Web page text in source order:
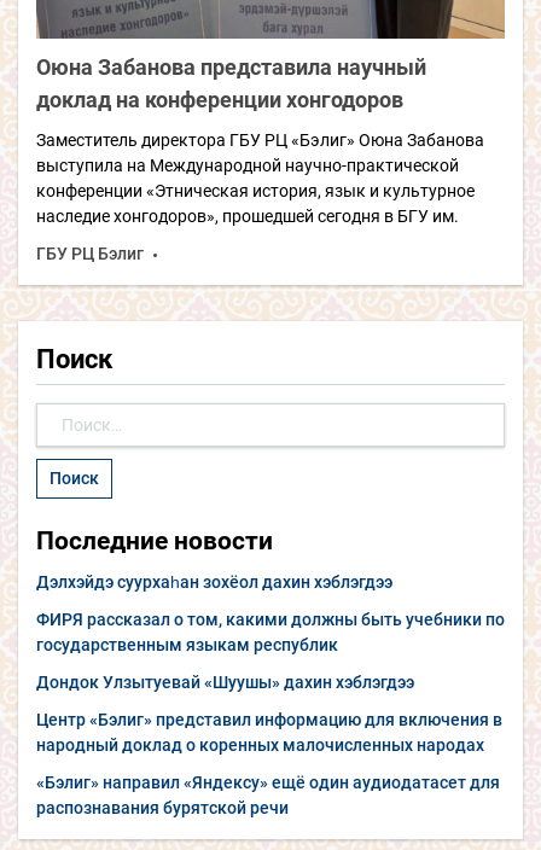
Оюна Забанова представила научный
доклад на конференции хонгодоров
Заместитель директора ГБУ РЦ «Бэлиг» Оюна Забанова
выступила на Международной научно-практической
конференции «Этническая история, язык и культурное
наследие хонгодоров», прошедшей сегодня в БГУ им.
ГБУ РЦ Бэлиг
Поиск
Последние новости
Дэлхэйдэ суурхаһан зохёол дахин хэблэгдээ
ФИРЯ рассказал о том, какими должны быть учебники по
государственным языкам республик
Дондок Улзытуевай «Шуушы» дахин хэблэгдээ
Центр «Бэлиг» представил информацию для включения в
народный доклад о коренных малочисленных народах
«Бэлиг» направил «Яндексу» ещё один аудиодатасет для
распознавания бурятской речи